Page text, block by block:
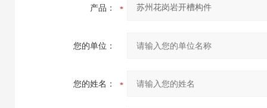
产品：
您的单位：
您的姓名：